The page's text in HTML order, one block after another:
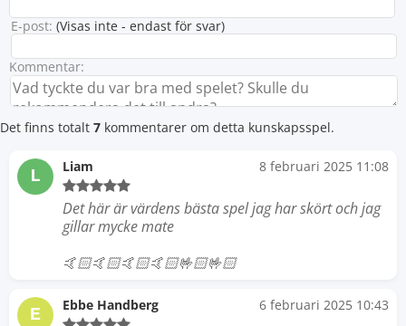
E-post: (Visas inte - endast för svar)
Kommentar:
Det finns totalt 7 kommentarer om detta kunskapsspel.
L Liam 8 februari 2025 11:08
Det här är värdens bästa spel jag har skört och jag
gillar mycke mate
🤙🏻🤙🏻🤙🏻🤙🏻🤟🏻🤟🏻
E Ebbe Handberg 6 februari 2025 10:43